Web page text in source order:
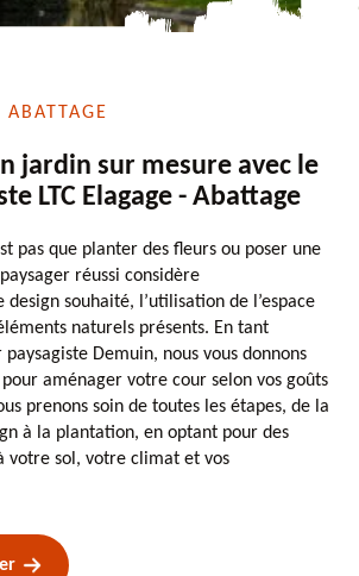
ABATTAGE
jardin sur mesure avec le
LTC Elagage - Abattage
pas que planter des fleurs ou poser une
réussi considère
design souhaité, l’utilisation de l’espace
naturels présents. En tant
Demuin, nous vous donnons
aménager votre cour selon vos goûts
prenons soin de toutes les étapes, de la
à la plantation, en optant pour des
votre sol, votre climat et vos